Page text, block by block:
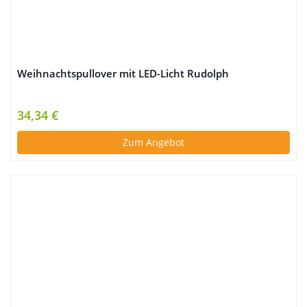
Weihnachtspullover mit LED-Licht Rudolph
34,34 €
Zum Angebot